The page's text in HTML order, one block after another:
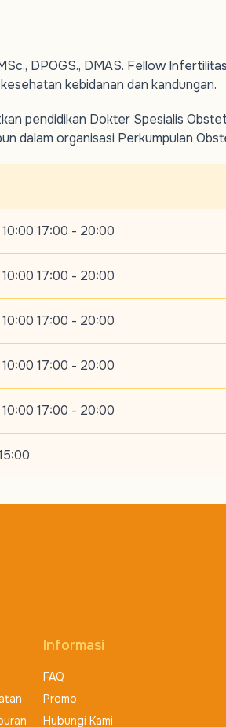
DPOGS., DMAS. Fellow
kebidanan dan kandungan.
pendidikan Dokter Spesialis
dalam organisasi Perkumpulan
17:00 - 20:00
17:00 - 20:00
17:00 - 20:00
17:00 - 20:00
17:00 - 20:00
Informasi
FAQ
Promo
Hubungi Kami